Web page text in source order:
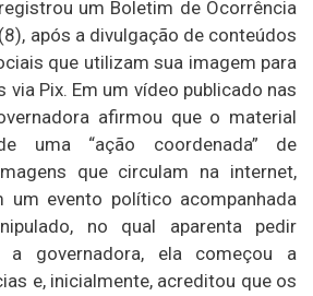
um Boletim de Ocorrência
após a divulgação de conteúdos
que utilizam sua imagem para
Pix. Em um vídeo publicado nas
afirmou que o material
uma “ação coordenada” de
que circulam na internet,
um evento político acompanhada
no qual aparenta pedir
a governadora, ela começou a
e, inicialmente, acreditou que os